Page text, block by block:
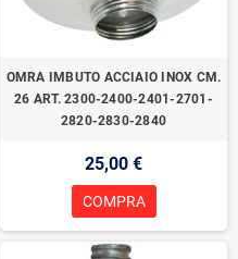
OMRA IMBUTO ACCIAIO INOX CM.
26 ART. 2300-2400-2401-2701-
2820-2830-2840
25,00 €
COMPRA